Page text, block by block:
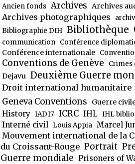
Ancien fonds Archives Archives
Archives photographiques
Bibliographie DIH Bibliothèque
communication Conférence
Conférence internationale
Conventions de Genève Crimes
Dejavu Deuxième Guerre
Droit international humanitaire
Geneva Conventions Guerre
History IAD17 ICRC IHL IHL
Interné civil Louis Appia Marcel
Mouvement international de la
du Croissant-Rouge Portrait
Guerre mondiale Prisoners of